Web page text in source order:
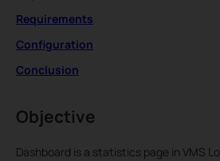
Requirements
Configuration
Conclusion
Objective
Dashboard is a statistics page in VMS